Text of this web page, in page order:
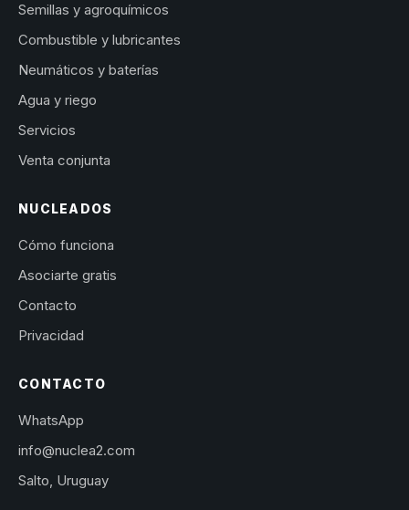
Semillas y agroquímicos
Combustible y lubricantes
Neumáticos y baterías
Agua y riego
Servicios
Venta conjunta
NUCLEADOS
Cómo funciona
Asociarte gratis
Contacto
Privacidad
CONTACTO
WhatsApp
info@nuclea2.com
Salto, Uruguay